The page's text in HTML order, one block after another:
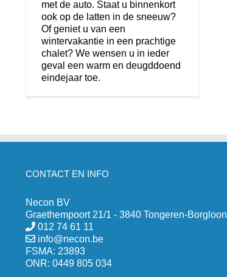
met de auto. Staat u binnenkort
ook op de latten in de sneeuw?
Of geniet u van een
wintervakantie in een prachtige
chalet? We wensen u in ieder
geval een warm en deugddoend
eindejaar toe.
CONTACT EN INFO
Necon BV
Graethempoort 21/1 - 3840 Tongeren-Borgloon
012 74 61 11
info@necon.be
FSMA: 23893
ONR: 0449 805 034